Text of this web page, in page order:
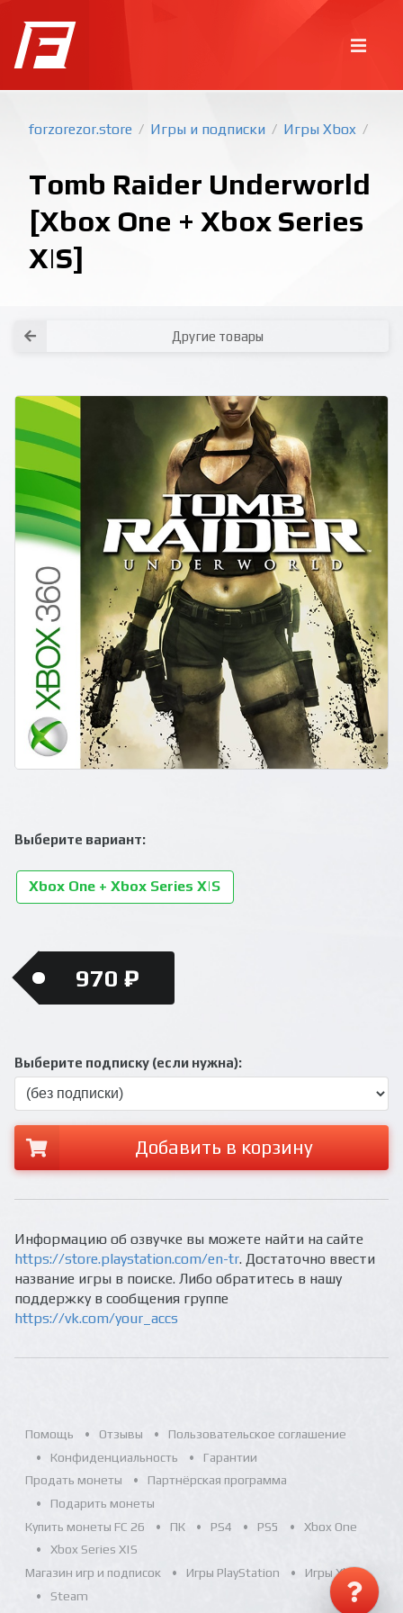
forzorezor.store / Игры и подписки / Игры Xbox /
Tomb Raider Underworld
[Xbox One + Xbox Series
X|S]
Другие товары
Выберите вариант:
Xbox One + Xbox Series X|S
970 ₽
Выберите подписку (если нужна):
Добавить в корзину
Информацию об озвучке вы можете найти на сайте
https://store.playstation.com/en-tr. Достаточно ввести
название игры в поиске. Либо обратитесь в нашу
поддержку в сообщения группе
https://vk.com/your_accs
Помощь Отзывы
Пользовательское соглашение
Конфиденциальность
Гарантии
Продать монеты
Партнёрская программа
Подарить монеты
Купить монеты FC 26
ПК PS4 PS5
Xbox One
Xbox Series X|S
Магазин игр и подписок
Игры PlayStation
Игры Xbox
Steam